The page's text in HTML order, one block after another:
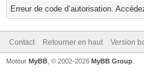
Erreur de code d’autorisation.
Contact Retourner en haut Version
Moteur MyBB , © 2002-2026 MyBB Group